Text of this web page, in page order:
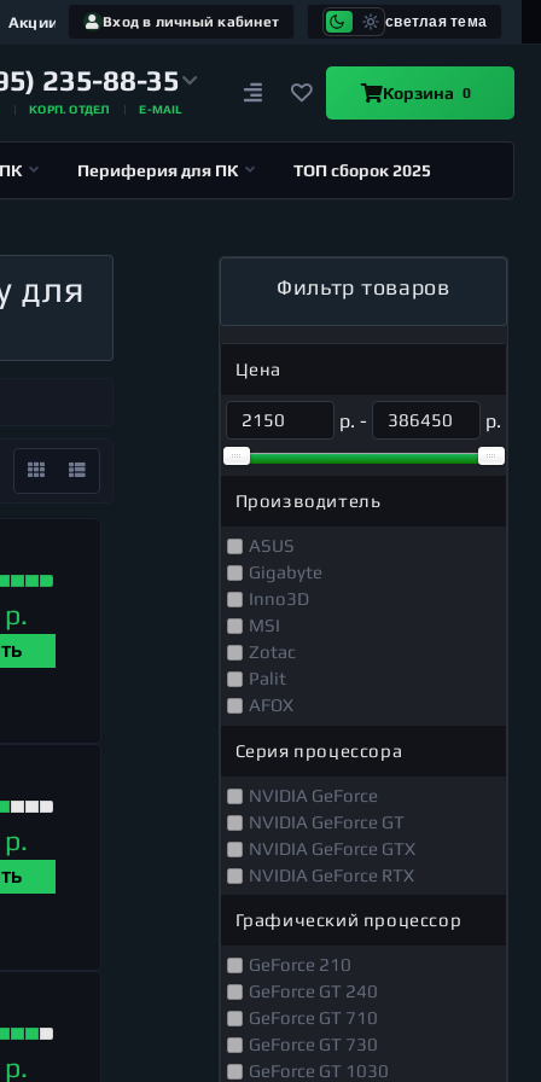
Вход в личный кабинет светлая тема
Акции
235-88-35
КОРП. ОТДЕЛ E-MAIL
Корзина 0
Периферия для ПК ТОП сборок 2025
для
Фильтр товаров
Цена
р. - р.
Производитель
ASUS
Gigabyte
Inno3D
MSI
Zotac
Palit
AFOX
Biostar
Серия процессора
NVIDIA GeForce
NVIDIA GeForce GT
NVIDIA GeForce GTX
NVIDIA GeForce RTX
Графический процессор
GeForce 210
GeForce GT 240
GeForce GT 710
GeForce GT 730
GeForce GT 1030